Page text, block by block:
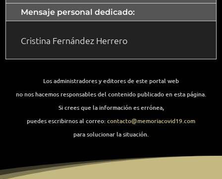
Mensaje personal dedicado:
Cristina Fernández Herrero
Los administradores y editores de este portal web
no nos hacemos responsables del contenido publicado en esta página.
Si crees que la información es errónea,
puedes escribirnos al correo:contacto@memoriacovid19.com
para solucionar la situación.